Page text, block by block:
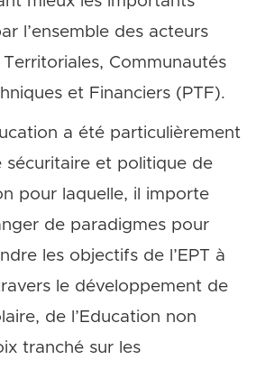
l’ensemble des acteurs
Communautés
et Financiers (PTF).
a été particulièrement
sécuritaire et politique de
pour laquelle, il importe
de paradigmes pour
les objectifs de l’EPT à
le développement de
de l’Education non
tranché sur les